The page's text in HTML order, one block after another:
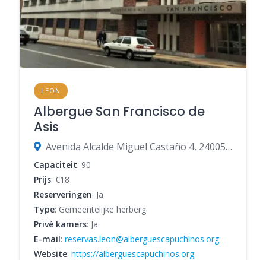
LEON
Albergue San Francisco de
Asis
Avenida Alcalde Miguel Castaño 4, 24005 León, León, Spanje
Capaciteit: 90
Prijs: €18
Reserveringen: Ja
Type: Gemeentelijke herberg
Privé kamers: Ja
E-mail: reservas.leon@alberguescapuchinos.org
Website: https://alberguescapuchinos.org